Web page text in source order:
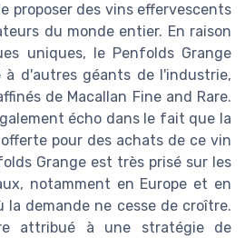
proposer des vins effervescents
du monde entier. En raison
uniques, le Penfolds Grange
à d'autres géants de l'industrie,
de Macallan Fine and Rare.
écho dans le fait que la
pour des achats de ce vin
Grange est très prisé sur les
notamment en Europe et en
la demande ne cesse de croître.
attribué à une stratégie de